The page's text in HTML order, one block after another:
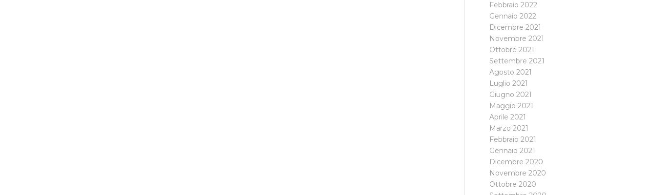
Febbraio 2022
Gennaio 2022
Dicembre 2021
Novembre 2021
Ottobre 2021
Settembre 2021
Agosto 2021
Luglio 2021
Giugno 2021
Maggio 2021
Aprile 2021
Marzo 2021
Febbraio 2021
Gennaio 2021
Dicembre 2020
Novembre 2020
Ottobre 2020